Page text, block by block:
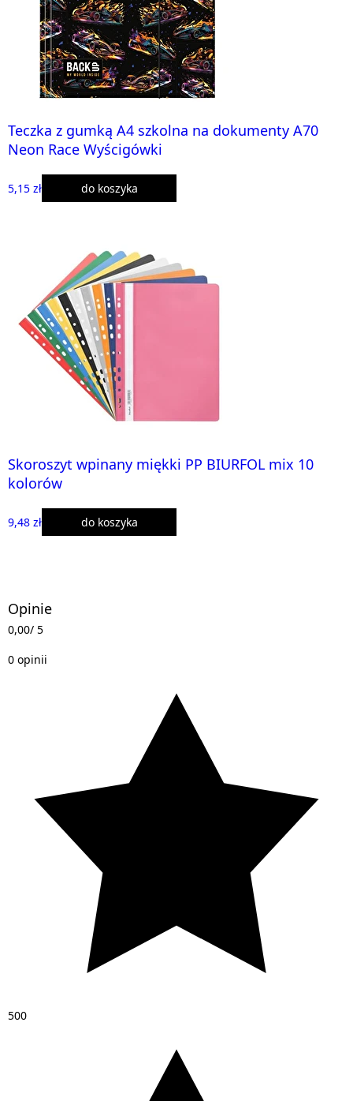
Teczka z gumką A4 szkolna na dokumenty A70
Neon Race Wyścigówki
5,15 zł do koszyka
Skoroszyt wpinany miękki PP BIURFOL mix 10
kolorów
9,48 zł do koszyka
Opinie
0,00/ 5
0 opinii
500